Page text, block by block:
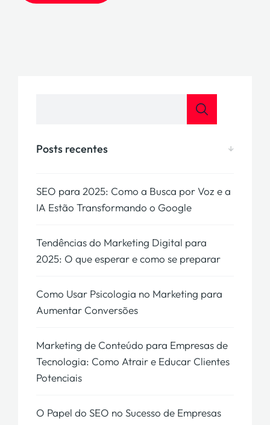
Posts recentes
SEO para 2025: Como a Busca por Voz e a
IA Estão Transformando o Google
Tendências do Marketing Digital para
2025: O que esperar e como se preparar
Como Usar Psicologia no Marketing para
Aumentar Conversões
Marketing de Conteúdo para Empresas de
Tecnologia: Como Atrair e Educar Clientes
Potenciais
O Papel do SEO no Sucesso de Empresas